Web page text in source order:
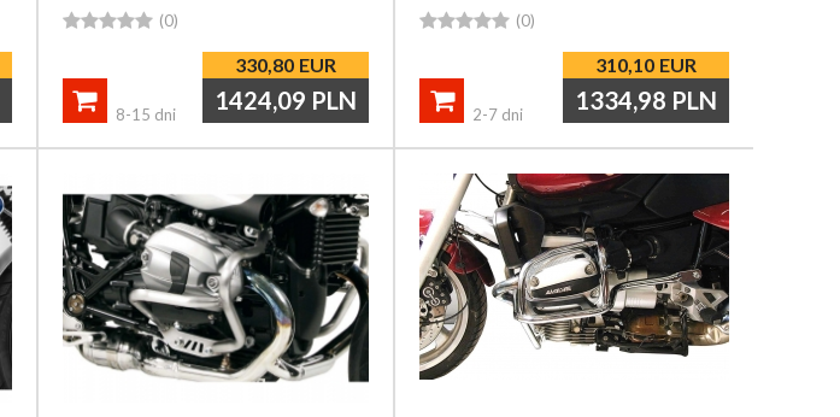
 (0)
330,80 EUR
1424,09 PLN

8-15 dni
 (0)
310,10 EUR
1334,98 PLN

2-7 dni